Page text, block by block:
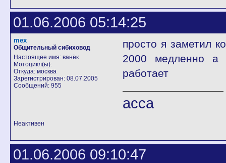
01.06.2006 05:14:25
mex
Общительный сибиховод
Настоящее имя: ванёк
Мотоцикл(ы):
Откуда: москва
Зарегистрирован: 08.07.2005
Сообщений: 955
просто я заметил
2000 медленно а
работает
асса
Неактивен
01.06.2006 09:10:47